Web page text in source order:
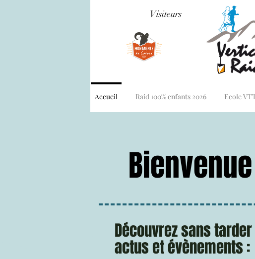
Visiteurs
Accueil Raid 100% enfants 2026 Ecole
Découvrez sans
actus et évènements :